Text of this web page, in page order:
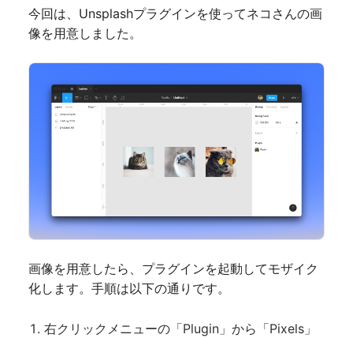
今回は、Unsplashプラグインを使ってネコさんの画
像を用意しました。
画像を用意したら、プラグインを起動してモザイク
化します。手順は以下の通りです。
右クリックメニューの「Plugin」から「Pixels」